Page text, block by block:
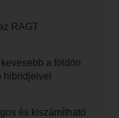
RAGT
a földön
és kiszámítható